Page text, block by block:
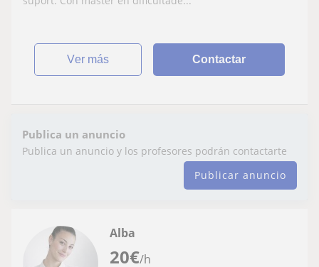
ver más Contactar
Publica un anuncio
Publica un anuncio y los profesores podrán contactarte
Publicar anuncio
20€/h
Alba